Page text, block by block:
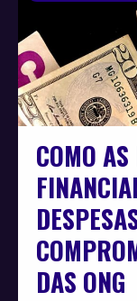
COMO
DAS ONG